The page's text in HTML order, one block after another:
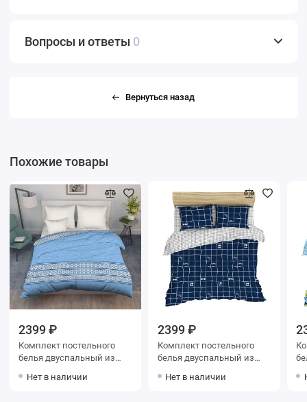
Вопросы и ответы 0
Вернуться назад
Похожие товары
2399 ₽
Комплект постельного
белья двуспальный из
70х70 2 шт Рисунок
Нет в наличии
2399 ₽
Комплект постельного
белья двуспальный из
70х70 2 шт Рисунок
Нет в наличии
белья